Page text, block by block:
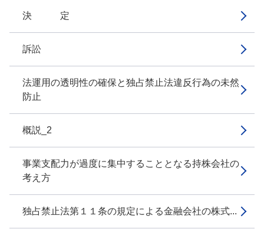
決 定
訴訟
法運用の透明性の確保と独占禁止法違反行為の未然
防止
概説_2
事業支配力が過度に集中することとなる持株会社の
考え方
独占禁止法第１１条の規定による金融会社の株式...